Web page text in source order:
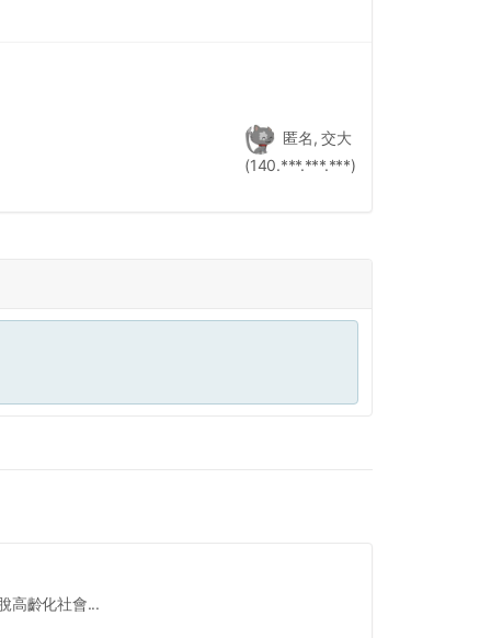
匿名, 交大
(140.***.***.***)
高齡化社會...